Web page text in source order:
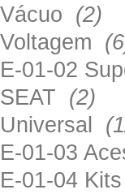
Vácuo (2)
Voltagem
E-01-02
SEAT (2)
Universal
E-01-03
E-01-04